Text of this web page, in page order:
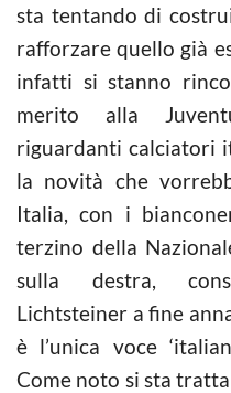
sta tentando di
rafforzare quello già
infatti si stanno
merito alla
riguardanti calciatori
la novità che
Italia, con i
terzino della
sulla destra,
Lichtsteiner a fine
è l’unica voce
Come noto si sta